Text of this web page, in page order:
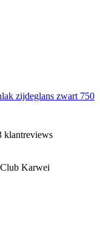
zijdeglans zwart 750
klantreviews
Karwei